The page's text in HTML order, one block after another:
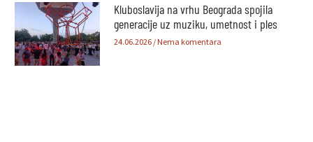
Kluboslavija na vrhu Beograda spojila
generacije uz muziku, umetnost i ples
24.06.2026 Nema komentara